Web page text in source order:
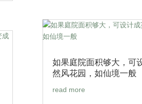
如果庭院面积够大，可
然风花园，如仙境一般
read more